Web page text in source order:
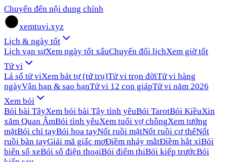
Chuyển đến nội dung chính
xemtuvi.xyz
Lịch & ngày tốt
Lịch vạn sựXem ngày tốt xấuChuyển đổi lịchXem giờ tốt
Tử vi
Lá số tử viXem bát tự (tứ trụ)Tử vi trọn đờiTử vi hàng
ngàyVận hạn & sao hạnTử vi 12 con giápTử vi năm 2026
Xem bói
Bói bài TâyXem bói bài Tây tình yêuBói TarotBói KiềuXin
xăm Quan ÂmBói tình yêuXem tuổi vợ chồngXem tướng
mặtBói chỉ tayBói hoa tayNốt ruồi mặtNốt ruồi cơ thểNốt
ruồi bàn tayGiải mã giấc mơĐiềm nháy mắtĐiềm hắt xìBói
biển số xeBói số điện thoạiBói điểm thiBói kiếp trướcBói